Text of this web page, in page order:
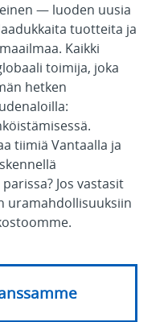
— luoden uusia
tuotteita ja
Kaikki
toimija, joka
hetken
tiimiä Vantaalla ja
Jos vastasit
uramahdollisuuksiin